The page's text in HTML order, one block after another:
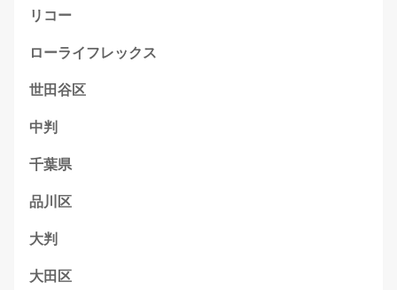
リコー
ローライフレックス
世田谷区
中判
千葉県
品川区
大判
大田区